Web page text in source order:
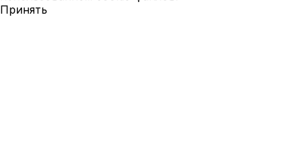
Принять